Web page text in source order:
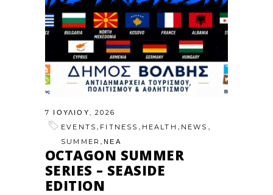
7 ΙΟΥΛΊΟΥ, 2026
EVENTS , FITNESS , HEALTH , NEWS ,
SUMMER ,ΝΕΑ
OCTAGON SUMMER
SERIES – SEASIDE
EDITION